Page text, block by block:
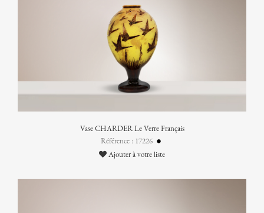
Vase CHARDER Le Verre Français
Référence : 17226
Ajouter à votre liste